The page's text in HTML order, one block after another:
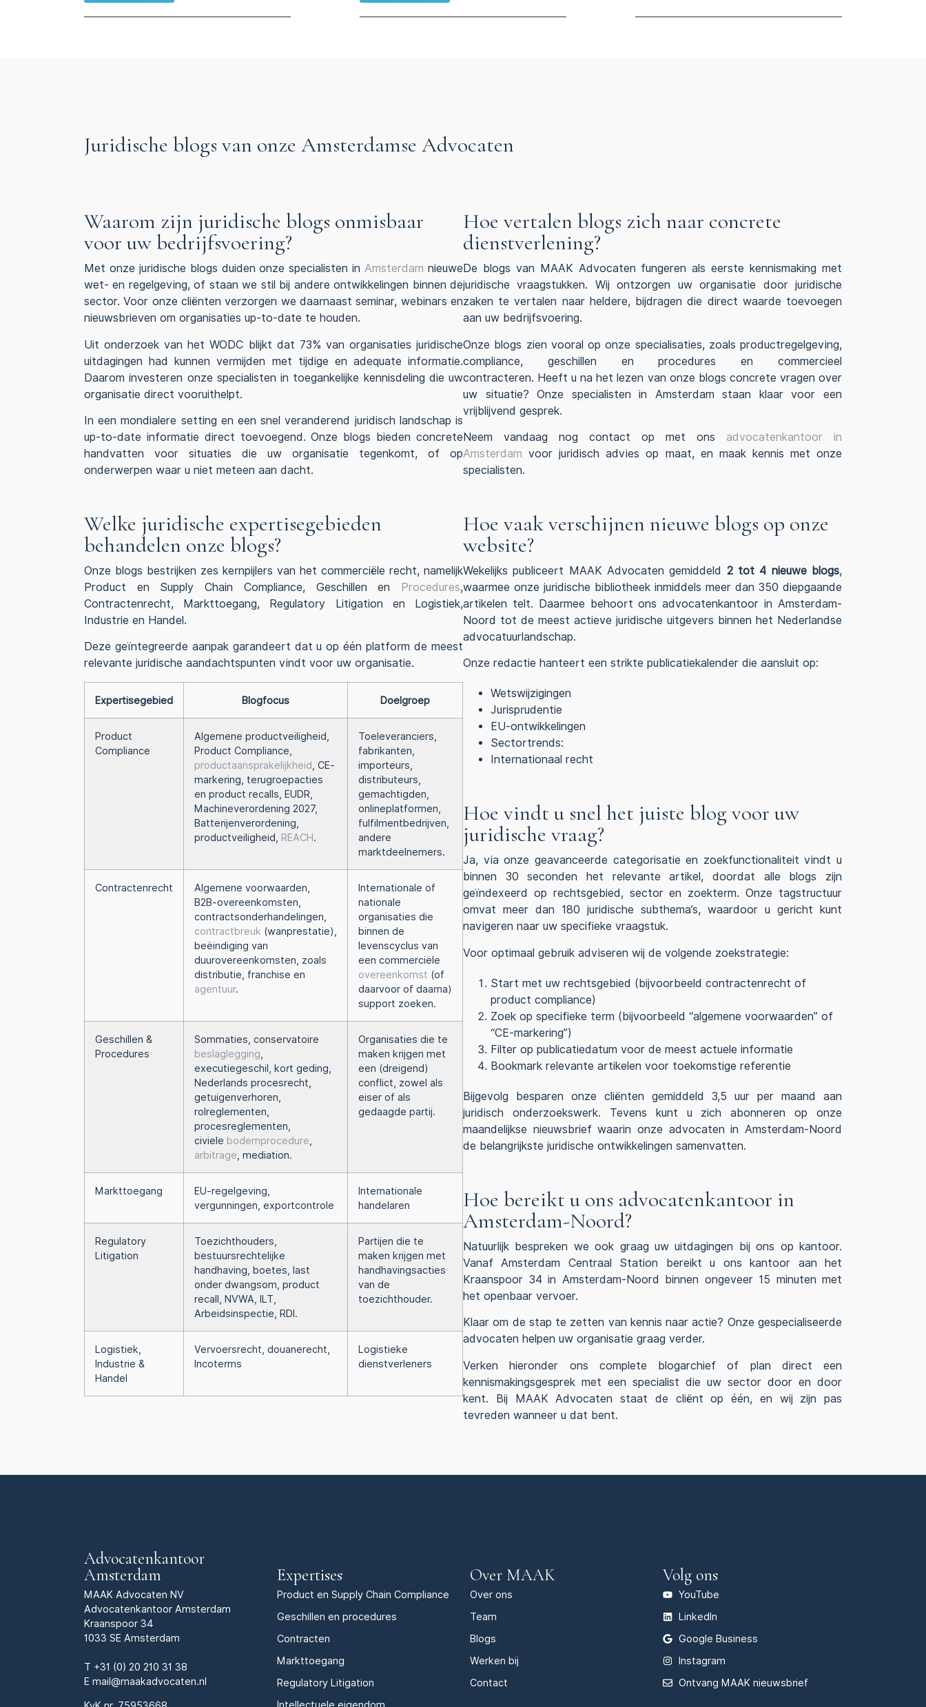
Juridische blogs van onze Amsterdamse Advocaten
Waarom zijn juridische blogs onmisbaar
voor uw bedrijfsvoering?
Met onze juridische blogs duiden onze specialisten inAmsterdam nieuwe
wet- en regelgeving, of staan we stil bij andere ontwikkelingen binnen de
sector. Voor onze cliënten verzorgen we daarnaast seminar, webinars en
nieuwsbrieven om organisaties up-to-date te houden.
Uit onderzoek van het WODC blijkt dat 73% van organisaties juridische
uitdagingen had kunnen vermijden met tijdige en adequate informatie.
Daarom investeren onze specialisten in toegankelijke kennisdeling die uw
organisatie direct vooruithelpt.
In een mondialere setting en een snel veranderend juridisch landschap is
up-to-date informatie direct toevoegend. Onze blogs bieden concrete
handvatten voor situaties die uw organisatie tegenkomt, of op
onderwerpen waar u niet meteen aan dacht.
Welke juridische expertisegebieden
behandelen onze blogs?
Onze blogs bestrijken zes kernpijlers van het commerciële recht, namelijk
Product en Supply Chain Compliance, Geschillen en Procedures,
Contractenrecht, Markttoegang, Regulatory Litigation en Logistiek,
Industrie en Handel.
Deze geïntegreerde aanpak garandeert dat u op één platform de meest
relevante juridische aandachtspunten vindt voor uw organisatie.
Expertisegebied Blogfocus Doelgroep
Product
Compliance
Algemene productveiligheid,
Product Compliance,
productaansprakelijkheid , CE-
markering, terugroepacties
en product recalls, EUDR,
Machineverordening 2027,
Batterijenverordening,
productveiligheid, REACH.
Toeleveranciers,
fabrikanten,
importeurs,
distributeurs,
gemachtigden,
onlineplatformen,
fulfilmentbedrijven,
andere
marktdeelnemers.
Contractenrecht
Algemene voorwaarden,
B2B-overeenkomsten,
contractsonderhandelingen,
contractbreuk (wanprestatie),
beëindiging van
duurovereenkomsten, zoals
distributie, franchise en
agentuur.
Internationale of
nationale
organisaties die
binnen de
levenscyclus van
een commerciële
overeenkomst (of
daarvoor of daarna)
support zoeken.
Geschillen &
Procedures
Sommaties, conservatoire
beslaglegging
executiegeschil, kort geding,
Nederlands procesrecht,
getuigenverhoren,
rolreglementen,
procesreglementen,
civiele bodemprocedure
arbitrage , mediation.
Organisaties die te
maken krijgen met
een (dreigend)
conflict, zowel als
eiser of als
gedaagde partij.
Markttoegang
EU-regelgeving,
vergunningen, exportcontrole
Internationale
handelaren
Regulatory
Litigation
Toezichthouders,
bestuursrechtelijke
handhaving, boetes, last
onder dwangsom, product
recall, NVWA, ILT,
Arbeidsinspectie, RDI.
Partijen die te
maken krijgen met
handhavingsacties
van de
toezichthouder.
Logistiek,
Industrie &
Handel
Vervoersrecht, douanerecht,
Incoterms
Logistieke
dienstverleners
Hoe vertalen blogs zich naar concrete
dienstverlening?
De blogs van MAAK Advocaten fungeren als eerste kennismaking met
juridische vraagstukken. Wij ontzorgen uw organisatie door juridische
zaken te vertalen naar heldere, bijdragen die direct waarde toevoegen
aan uw bedrijfsvoering.
Onze blogs zien vooral op onze specialisaties, zoals productregelgeving,
compliance, geschillen en procedures en commercieel
contracteren. Heeft u na het lezen van onze blogs concrete vragen over
uw situatie? Onze specialisten in Amsterdam staan klaar voor een
vrijblijvend gesprek.
Neem vandaag nog contact op met ons advocatenkantoor in
Amsterdam voor juridisch advies op maat, en maak kennis met onze
specialisten.
Hoe vaak verschijnen nieuwe blogs op onze
website?
Wekelijks publiceert MAAK Advocaten gemiddeld 2 tot 4 nieuwe blogs,
waarmee onze juridische bibliotheek inmiddels meer dan 350 diepgaande
artikelen telt. Daarmee behoort ons advocatenkantoor in Amsterdam-
Noord tot de meest actieve juridische uitgevers binnen het Nederlandse
advocatuurlandschap.
Onze redactie hanteert een strikte publicatiekalender die aansluit op:
Wetswijzigingen
Jurisprudentie
EU-ontwikkelingen
Sectortrends:
Internationaal recht
Hoe vindt u snel het juiste blog voor uw
juridische vraag?
Ja, via onze geavanceerde categorisatie en zoekfunctionaliteit vindt u
binnen 30 seconden het relevante artikel, doordat alle blogs zijn
geïndexeerd op rechtsgebied, sector en zoekterm. Onze tagstructuur
omvat meer dan 180 juridische subthema’s, waardoor u gericht kunt
navigeren naar uw specifieke vraagstuk.
Voor optimaal gebruik adviseren wij de volgende zoekstrategie:
Start met uw rechtsgebied (bijvoorbeeld contractenrecht of
product compliance)
Zoek op specifieke term (bijvoorbeeld “algemene voorwaarden” of
“CE-markering”)
Filter op publicatiedatum voor de meest actuele informatie
Bookmark relevante artikelen voor toekomstige referentie
Bijgevolg besparen onze cliënten gemiddeld 3,5 uur per maand aan
juridisch onderzoekswerk. Tevens kunt u zich abonneren op onze
maandelijkse nieuwsbrief waarin onze advocaten in Amsterdam-Noord
de belangrijkste juridische ontwikkelingen samenvatten.
Hoe bereikt u ons advocatenkantoor in
Amsterdam-Noord?
Natuurlijk bespreken we ook graag uw uitdagingen bij ons op kantoor.
Vanaf Amsterdam Centraal Station bereikt u ons kantoor aan het
Kraanspoor 34 in Amsterdam-Noord binnen ongeveer 15 minuten met
het openbaar vervoer.
Klaar om de stap te zetten van kennis naar actie? Onze gespecialiseerde
advocaten helpen uw organisatie graag verder.
Verken hieronder ons complete blogarchief of plan direct een
kennismakingsgesprek met een specialist die uw sector door en door
kent. Bij MAAK Advocaten staat de cliënt op één, en wij zijn pas
tevreden wanneer u dat bent.
Advocatenkantoor
Amsterdam
MAAK Advocaten NV
Advocatenkantoor Amsterdam
Kraanspoor 34
1033 SE Amsterdam
T +31 (0) 20 210 31 38
E mail@maakadvocaten.nl
Expertises
Product en Supply Chain Compliance
Geschillen en procedures
Contracten
Markttoegang
Regulatory Litigation
Intellectuele eigendom
Over MAAK
Over ons
Team
Blogs
Werken bij
Contact
Volg ons
YouTube
LinkedIn
Google Business
Instagram
Ontvang MAAK nieuwsbrief